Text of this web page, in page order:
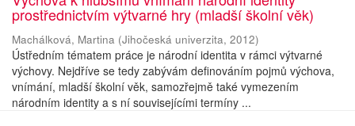
prostřednictvím výtvarné hry (mladší školní věk)
Machálková, Martina (Jihočeská univerzita, 2012)
Ústředním tématem práce je národní identita v rámci výtvarné
výchovy. Nejdříve se tedy zabývám definováním pojmů výchova,
vnímání, mladší školní věk, samozřejmě také vymezením
národním identity a s ní souvisejícími termíny ...